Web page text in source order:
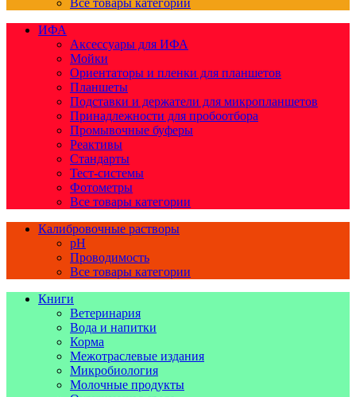
Все товары категории
ИФА
Аксессуары для ИФА
Мойки
Ориентаторы и пленки для планшетов
Планшеты
Подставки и держатели для микропланшетов
Принадлежности для пробоотбора
Промывочные буферы
Реактивы
Стандарты
Тест-системы
Фотометры
Все товары категории
Калибровочные растворы
pH
Проводимость
Все товары категории
Книги
Ветеринария
Вода и напитки
Корма
Межотраслевые издания
Микробиология
Молочные продукты